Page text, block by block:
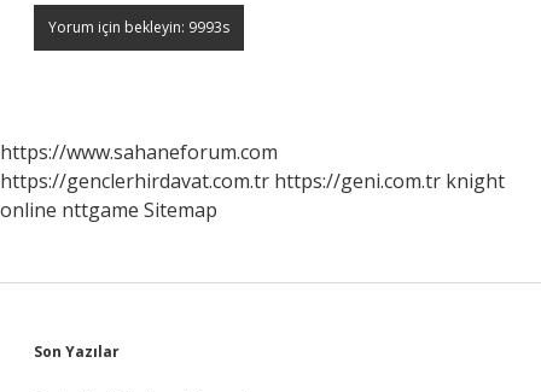
https://www.sahaneforum.com
https://genclerhirdavat.com.tr https://geni.com.tr knight
online nttgame Sitemap
Sidebar
Son Yazılar